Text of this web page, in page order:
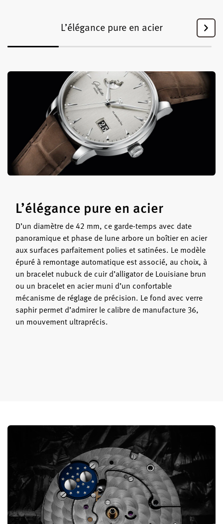
L’élégance pure en acier
L’élégance pure en acier
D’un diamètre de 42 mm, ce garde-temps avec date
panoramique et phase de lune arbore un boîtier en acier
aux surfaces parfaitement polies et satinées. Le modèle
épuré à remontage automatique est associé, au choix, à
un bracelet nubuck de cuir d’alligator de Louisiane brun
ou un bracelet en acier muni d’un confortable
mécanisme de réglage de précision. Le fond avec verre
saphir permet d’admirer le calibre de manufacture 36,
un mouvement ultraprécis.